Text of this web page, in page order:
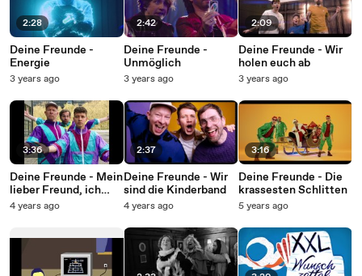
2:28
Deine Freunde -
Energie
3 years ago
3:36
Deine Freunde - Mein
lieber Freund, ich
zähl bis drei!!!
4 years ago
2:42
Deine Freunde -
Unmöglich
3 years ago
2:37
Deine Freunde - Wir
sind die Kinderband
4 years ago
2:09
Deine Freunde - Wir
holen euch ab
3 years ago
3:16
Deine Freunde - Die
krassesten Schlitten
5 years ago